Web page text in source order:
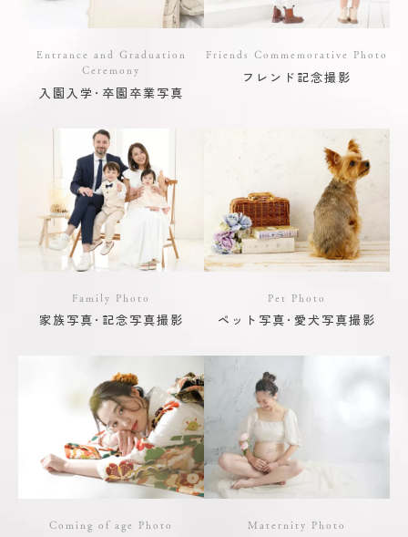
Entrance and Graduation
Ceremony
入園入学･卒園卒業写真
Friends Commemorative Photo
フレンド記念撮影
Family Photo
家族写真･記念写真撮影
Pet Photo
ペット写真･愛犬写真撮影
Coming of age Photo Maternity Photo